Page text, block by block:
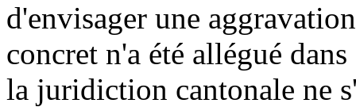
d'envisager une
concret n'a été allégué
la juridiction cantonale ne